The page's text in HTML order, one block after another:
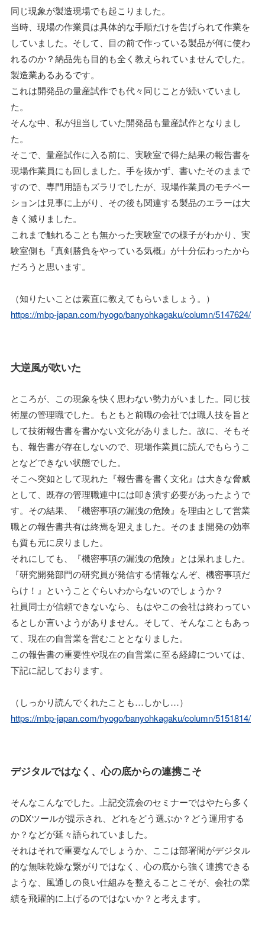
同じ現象が製造現場でも起こりました。
当時、現場の作業員は具体的な手順だけを告げられて作業を
していました。そして、目の前で作っている製品が何に使わ
れるのか？納品先も目的も全く教えられていませんでした。
製造業あるあるです。
これは開発品の量産試作でも代々同じことが続いていまし
た。
そんな中、私が担当していた開発品も量産試作となりまし
た。
そこで、量産試作に入る前に、実験室で得た結果の報告書を
現場作業員にも回しました。手を抜かず、書いたそのままで
すので、専門用語もズラリでしたが、現場作業員のモチベー
ションは見事に上がり、その後も関連する製品のエラーは大
きく減りました。
これまで触れることも無かった実験室での様子がわかり、実
験室側も『真剣勝負をやっている気概』が十分伝わったから
だろうと思います。
（知りたいことは素直に教えてもらいましょう。）
https://mbp-japan.com/hyogo/banyohkagaku/column/5147624/
大逆風が吹いた
ところが、この現象を快く思わない勢力がいました。同じ技
術屋の管理職でした。もともと前職の会社では職人技を旨と
して技術報告書を書かない文化がありました。故に、そもそ
も、報告書が存在しないので、現場作業員に読んでもらうこ
となどできない状態でした。
そこへ突如として現れた『報告書を書く文化』は大きな脅威
として、既存の管理職連中には叩き潰す必要があったようで
す。その結果、『機密事項の漏洩の危険』を理由として営業
職との報告書共有は終焉を迎えました。そのまま開発の効率
も質も元に戻りました。
それにしても、『機密事項の漏洩の危険』とは呆れました。
『研究開発部門の研究員が発信する情報なんぞ、機密事項だ
らけ！』ということぐらいわからないのでしょうか？
社員同士が信頼できないなら、もはやこの会社は終わってい
るとしか言いようがありません。そして、そんなこともあっ
て、現在の自営業を営むこととなりました。
この報告書の重要性や現在の自営業に至る経緯については、
下記に記しております。
（しっかり読んでくれたことも…しかし…）
https://mbp-japan.com/hyogo/banyohkagaku/column/5151814/
デジタルではなく、心の底からの連携こそ
そんなこんなでした。上記交流会のセミナーではやたら多く
のDXツールが提示され、どれをどう選ぶか？どう運用する
か？などが延々語られていました。
それはそれで重要なんでしょうか、ここは部署間がデジタル
的な無味乾燥な繋がりではなく、心の底から強く連携できる
ような、風通しの良い仕組みを整えることこそが、会社の業
績を飛躍的に上げるのではないか？と考えます。